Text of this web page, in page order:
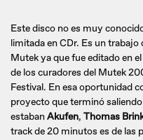
Este disco no es muy
limitada en CDr. Es un
Mutek ya que fue editado en
de los curadores del Mutek
Festival. En esa oportunidad
proyecto que terminó
estabanAkufen, Thomas
track de 20 minutos es de las